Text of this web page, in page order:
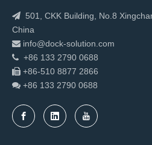
 501, CKK Building, No.8
China
 info@dock-solution.com
 +86 133 2790 0688
 +86-510 8877 2866
 +86 133 2790 0688